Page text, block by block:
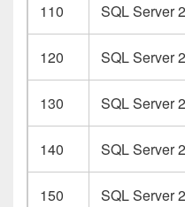
110 SQL Server
120 SQL Server
130 SQL Server
140 SQL Server
150 SQL Server